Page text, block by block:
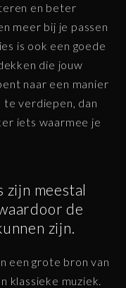
en beter
meer bij je passen
is ook een goede
die jouw
naar een manier
te verdiepen, dan
iets waarmee je
zijn meestal
de
zijn.
een grote bron van
klassieke muziek.